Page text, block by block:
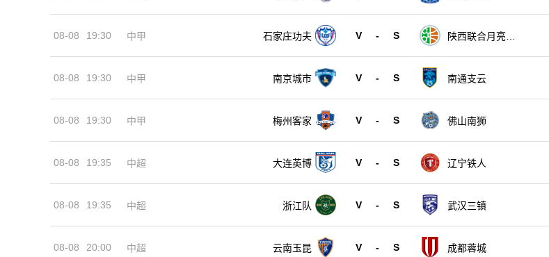
08-08 19:30 中甲 石家庄功夫 V - S
陕西联合月亮泊
08-08 19:30 中甲 南京城市 V - S 南通支云
08-08 19:30 中甲 梅州客家 V - S 佛山南狮
08-08 19:35 中超 大连英博 V - S 辽宁铁人
08-08 19:35 中超 浙江队 V - S 武汉三镇
08-08 20:00 中超 云南玉昆 V - S 成都蓉城